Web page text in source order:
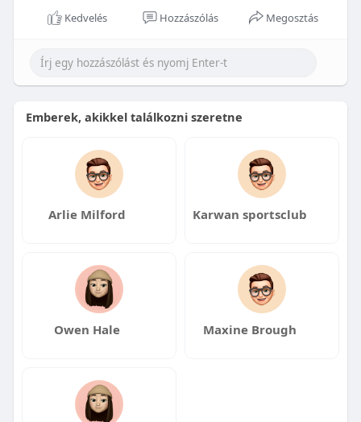
Kedvelés Hozzászólás Megosztás
Emberek, akikkel találkozni szeretne
Arlie Milford Karwan sportsclub
Owen Hale Maxine Brough